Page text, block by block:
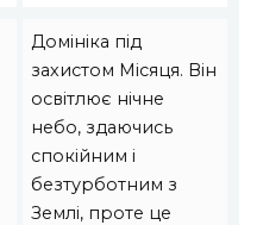
Домініка під
захистом Місяця. Він
освітлює нічне
небо, здаючись
спокійним і
безтурботним з
Землі, проте це